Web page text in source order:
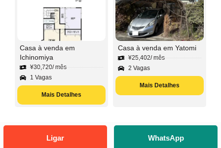
Casa à venda em
Ichinomiya
¥30,720/ mês
1 Vagas
Mais Detalhes
Casa à venda em Yatomi
¥25,402/ mês
2 Vagas
Mais Detalhes
Ligar WhatsApp